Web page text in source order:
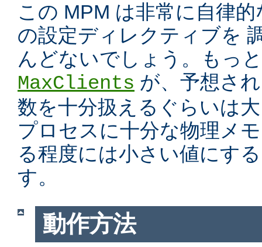
この MPM は非常に自律
の設定ディレクティブを
んどないでしょう。もっ
MaxClients が、予想さ
数を十分扱えるぐらいは
プロセスに十分な物理メ
る程度には小さい値にす
す。
動作方法